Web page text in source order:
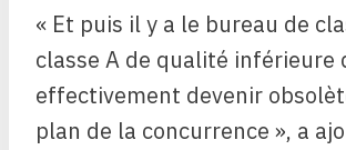
« Et puis il y a le bureau de
classe A de qualité inférieure
effectivement devenir
plan de la concurrence », a